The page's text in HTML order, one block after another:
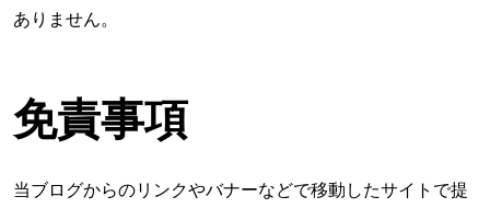
ありません。
免責事項
当ブログからのリンクやバナーなどで移動したサイトで提